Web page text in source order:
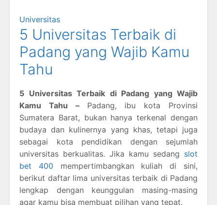
Universitas
5 Universitas Terbaik di
Padang yang Wajib Kamu
Tahu
5 Universitas Terbaik di Padang yang Wajib
Kamu Tahu – Padang, ibu kota Provinsi
Sumatera Barat, bukan hanya terkenal dengan
budaya dan kulinernya yang khas, tetapi juga
sebagai kota pendidikan dengan sejumlah
universitas berkualitas. Jika kamu sedang slot
bet 400 mempertimbangkan kuliah di sini,
berikut daftar lima universitas terbaik di Padang
lengkap dengan keunggulan masing-masing
agar kamu bisa membuat pilihan yang tepat.